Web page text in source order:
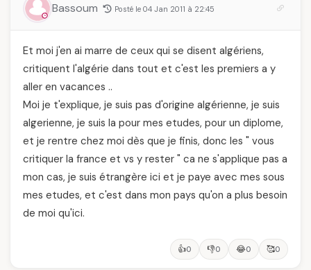
Bassoum Posté le 04 Jan 2011 à 22:45
Et moi j'en ai marre de ceux qui se disent algériens,
critiquent l'algérie dans tout et c'est les premiers a y
aller en vacances ..
Moi je t'explique, je suis pas d'origine algérienne, je suis
algerienne, je suis la pour mes etudes, pour un diplome,
et je rentre chez moi dès que je finis, donc les " vous
critiquer la france et vs y rester " ca ne s'applique pas a
mon cas, je suis étrangère ici et je paye avec mes sous
mes etudes, et c'est dans mon pays qu'on a plus besoin
de moi qu'ici.
👍0 👎0 😂0 🥰0